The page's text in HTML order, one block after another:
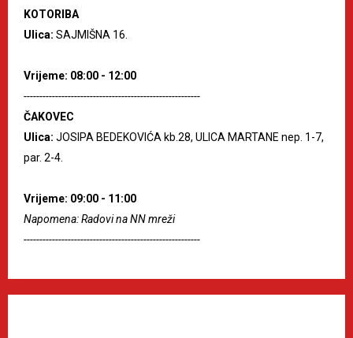
KOTORIBA
Ulica: SAJMIŠNA 16.
Vrijeme: 08:00 - 12:00
--------------------------------------------------------
ČAKOVEC
Ulica: JOSIPA BEDEKOVIĆA kb.28, ULICA MARTANE nep. 1-7,
par. 2-4.
Vrijeme: 09:00 - 11:00
Napomena: Radovi na NN mreži
--------------------------------------------------------